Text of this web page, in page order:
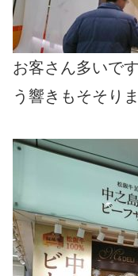
お客さん多いで
う響きもそそりま